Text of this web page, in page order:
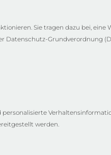
Sie tragen dazu bei, eine
Datenschutz-Grundverordnung
werden.